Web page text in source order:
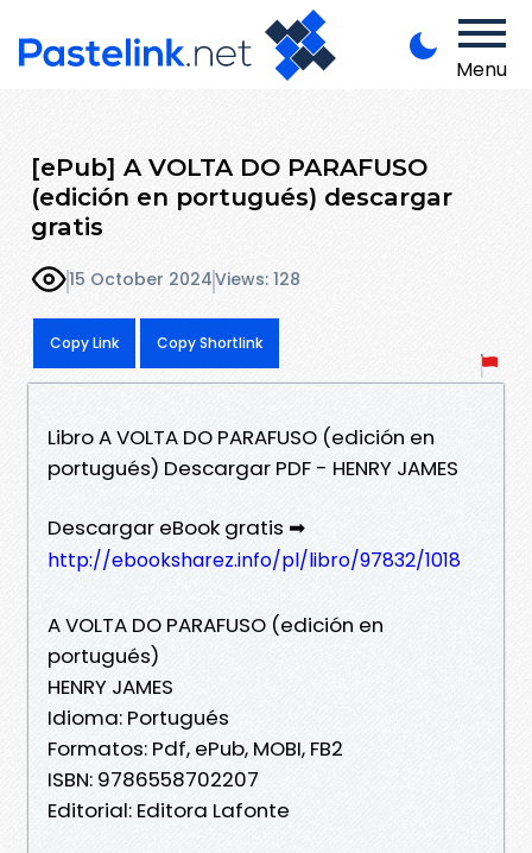
Menu
[ePub] A VOLTA DO PARAFUSO
(edición en portugués) descargar
gratis
15 October 2024Views: 128
Copy Link Copy Shortlink
Libro A VOLTA DO PARAFUSO (edición en
portugués) Descargar PDF - HENRY JAMES
Descargar eBook gratis ➡
http://ebooksharez.info/pl/libro/97832/1018
A VOLTA DO PARAFUSO (edición en
portugués)
HENRY JAMES
Idioma: Portugués
Formatos: Pdf, ePub, MOBI, FB2
ISBN: 9786558702207
Editorial: Editora Lafonte